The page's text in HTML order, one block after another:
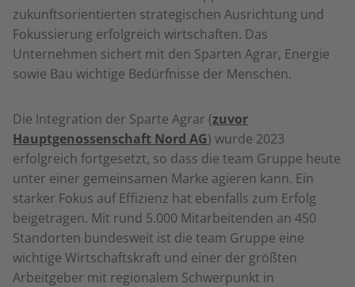
zukunftsorientierten strategischen Ausrichtung und
Fokussierung erfolgreich wirtschaften. Das
Unternehmen sichert mit den Sparten Agrar, Energie
sowie Bau wichtige Bedürfnisse der Menschen.
Die Integration der Sparte Agrar (zuvor
Hauptgenossenschaft Nord AG) wurde 2023
erfolgreich fortgesetzt, so dass die team Gruppe heute
unter einer gemeinsamen Marke agieren kann. Ein
starker Fokus auf Effizienz hat ebenfalls zum Erfolg
beigetragen. Mit rund 5.000 Mitarbeitenden an 450
Standorten bundesweit ist die team Gruppe eine
wichtige Wirtschaftskraft und einer der größten
Arbeitgeber mit regionalem Schwerpunkt in